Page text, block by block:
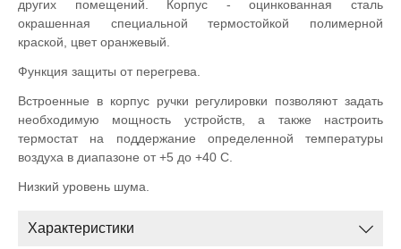
других помещений. Корпус - оцинкованная сталь
окрашенная специальной термостойкой полимерной
краской, цвет оранжевый.
Функция защиты от перегрева.
Встроенные в корпус ручки регулировки позволяют задать
необходимую мощность устройств, а также настроить
термостат на поддержание определенной температуры
воздуха в диапазоне от +5 до +40 С.
Низкий уровень шума.
Характеристики